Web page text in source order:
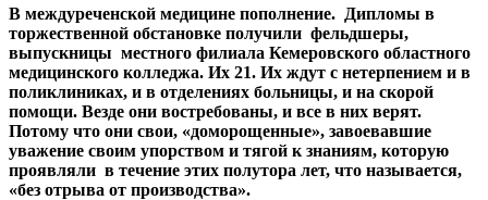
В междуреченской медицине пополнение. Дипломы в
торжественной обстановке получили фельдшеры,
выпускницы местного филиала Кемеровского областного
медицинского колледжа. Их 21. Их ждут с нетерпением и в
поликлиниках, и в отделениях больницы, и на скорой
помощи. Везде они востребованы, и все в них верят.
Потому что они свои, «доморощенные», завоевавшие
уважение своим упорством и тягой к знаниям, которую
проявляли в течение этих полутора лет, что называется,
«без отрыва от производства».